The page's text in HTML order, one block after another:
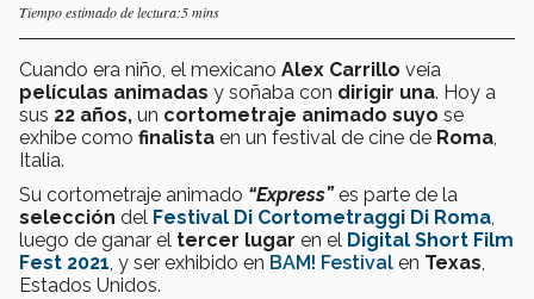
Tiempo estimado de lectura:5 mins
Cuando era niño, el mexicano Alex Carrillo veía
películas animadas y soñaba con dirigir una. Hoy a
sus 22 años, un cortometraje animado suyo se
exhibe como finalista en un festival de cine de Roma
Italia.
Su cortometraje animado “Express”es parte de la
selección del Festival Di Cortometraggi Di Roma
luego de ganar el tercer lugar en el Digital Short Film
Fest 2021 , y ser exhibido en BAM! Festival en Texas
Estados Unidos.